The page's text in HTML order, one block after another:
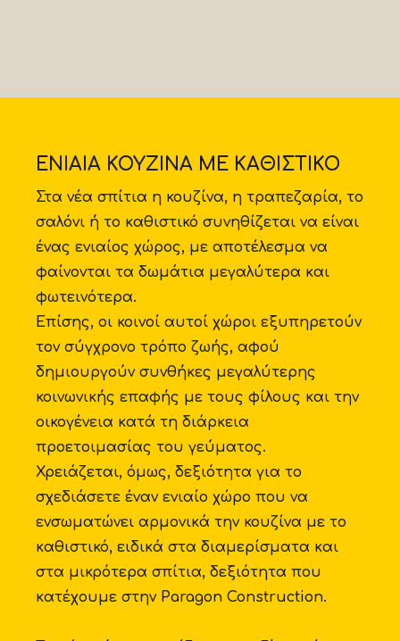
ΕΝΙΑΙΑ ΚΟΥΖΙΝΑ ΜΕ ΚΑΘΙΣΤΙΚΟ
Στα νέα σπίτια η κουζίνα, η τραπεζαρία, το
σαλόνι ή το καθιστικό συνηθίζεται να είναι
ένας ενιαίος χώρος, με αποτέλεσμα να
φαίνονται τα δωμάτια μεγαλύτερα και
φωτεινότερα.
Επίσης, οι κοινοί αυτοί χώροι εξυπηρετούν
τον σύγχρονο τρόπο ζωής, αφού
δημιουργούν συνθήκες μεγαλύτερης
κοινωνικής επαφής με τους φίλους και την
οικογένεια κατά τη διάρκεια
προετοιμασίας του γεύματος.
Χρειάζεται, όμως, δεξιότητα για το
σχεδιάσετε έναν ενιαίο χώρο που να
ενσωματώνει αρμονικά την κουζίνα με το
καθιστικό, ειδικά στα διαμερίσματα και
στα μικρότερα σπίτια, δεξιότητα που
κατέχουμε στην Paragon Construction.